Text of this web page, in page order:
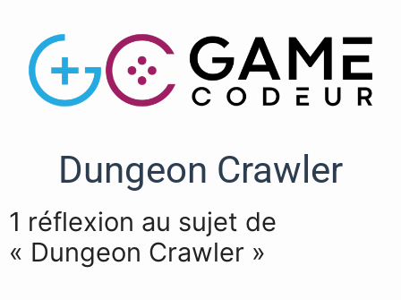
Dungeon Crawler
1 réflexion au sujet de
« Dungeon Crawler »